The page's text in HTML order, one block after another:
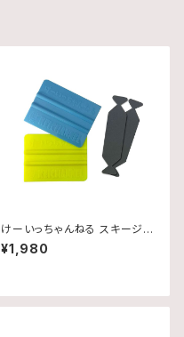
けーいっちゃんねる スキージー
セット
¥1,980